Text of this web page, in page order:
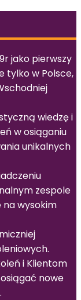
jako pierwszy
tylko w Polsce,
wiedzę i
w osiąganiu
unikalnych
zespole
na wysokim
i Klientom
nowe